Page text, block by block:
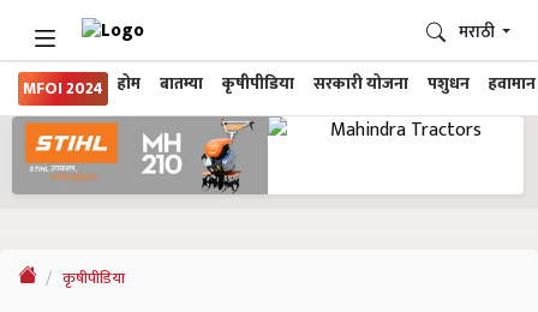
MFOI 2024 होम बातम्या कृषीपीडिया सरकारी योजना पशुधन हवामान
मराठी
कृषीपीडिया